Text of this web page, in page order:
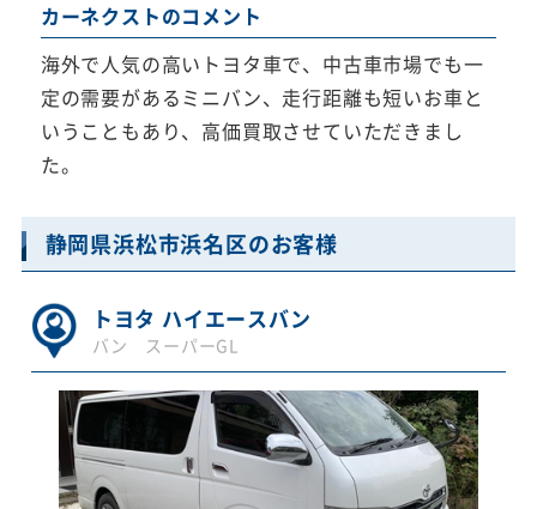
カーネクストのコメント
海外で人気の高いトヨタ車で、中古車市場でも一
定の需要があるミニバン、走行距離も短いお車と
いうこともあり、高価買取させていただきまし
た。
静岡県浜松市浜名区のお客様
トヨタ ハイエースバン
バン スーパーGL